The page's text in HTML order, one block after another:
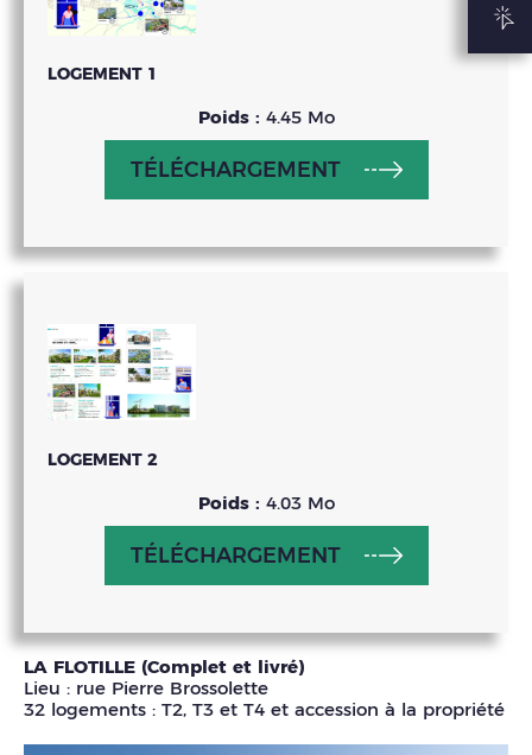
LOGEMENT 1
Poids : 4.45 Mo
TÉLÉCHARGEMENT
LOGEMENT 2
Poids : 4.03 Mo
TÉLÉCHARGEMENT
LA FLOTILLE (Complet et livré)
Lieu : rue Pierre Brossolette
32 logements : T2, T3 et T4 et accession à la propriété